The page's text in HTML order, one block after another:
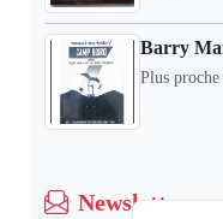
Barry
Plus
Newsletter